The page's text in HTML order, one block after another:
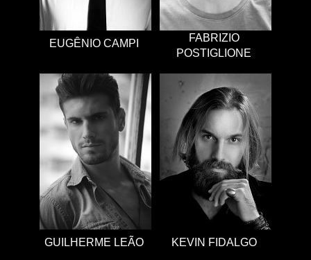
EUGÊNIO CAMPI
FABRIZIO
POSTIGLIONE
GUILHERME LEÃO KEVIN FIDALGO